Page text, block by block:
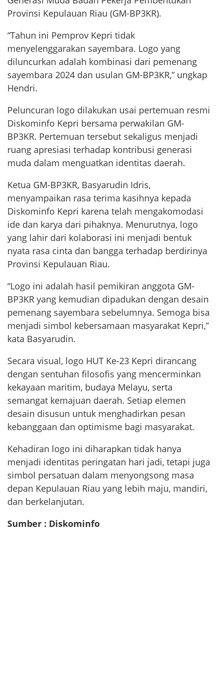
Provinsi Kepulauan Riau (GM-BP3KR).
“Tahun ini Pemprov Kepri tidak
menyelenggarakan sayembara. Logo yang
diluncurkan adalah kombinasi dari pemenang
sayembara 2024 dan usulan GM-BP3KR,” ungkap
Hendri.
Peluncuran logo dilakukan usai pertemuan resmi
Diskominfo Kepri bersama perwakilan GM-
BP3KR. Pertemuan tersebut sekaligus menjadi
ruang apresiasi terhadap kontribusi generasi
muda dalam menguatkan identitas daerah.
Ketua GM-BP3KR, Basyarudin Idris,
menyampaikan rasa terima kasihnya kepada
Diskominfo Kepri karena telah mengakomodasi
ide dan karya dari pihaknya. Menurutnya, logo
yang lahir dari kolaborasi ini menjadi bentuk
nyata rasa cinta dan bangga terhadap berdirinya
Provinsi Kepulauan Riau.
“Logo ini adalah hasil pemikiran anggota GM-
BP3KR yang kemudian dipadukan dengan desain
pemenang sayembara sebelumnya. Semoga bisa
menjadi simbol kebersamaan masyarakat Kepri,”
kata Basyarudin.
Secara visual, logo HUT Ke-23 Kepri dirancang
dengan sentuhan filosofis yang mencerminkan
kekayaan maritim, budaya Melayu, serta
semangat kemajuan daerah. Setiap elemen
desain disusun untuk menghadirkan pesan
kebanggaan dan optimisme bagi masyarakat.
Kehadiran logo ini diharapkan tidak hanya
menjadi identitas peringatan hari jadi, tetapi juga
simbol persatuan dalam menyongsong masa
depan Kepulauan Riau yang lebih maju, mandiri,
dan berkelanjutan.
Sumber : Diskominfo